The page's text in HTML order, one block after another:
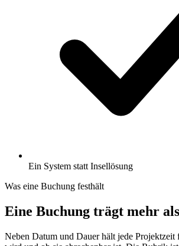
Ein System statt Insellösung
Was eine Buchung festhält
Eine Buchung trägt mehr
Neben Datum und Dauer hält jede Projektzeit